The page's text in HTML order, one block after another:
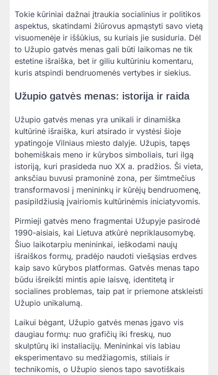
Tokie kūriniai dažnai įtraukia socialinius ir politikos
aspektus, skatindami žiūrovus apmąstyti savo vietą
visuomenėje ir iššūkius, su kuriais jie susiduria. Dėl
to Užupio gatvės menas gali būti laikomas ne tik
estetine išraiška, bet ir giliu kultūriniu komentaru,
kuris atspindi bendruomenės vertybes ir siekius.
Užupio gatvės menas: istorija ir raida
Užupio gatvės menas yra unikali ir dinamiška
kultūrinė išraiška, kuri atsirado ir vystėsi šioje
ypatingoje Vilniaus miesto dalyje. Užupis, tapęs
bohemiškais meno ir kūrybos simboliais, turi ilgą
istoriją, kuri prasideda nuo XX a. pradžios. Ši vieta,
anksčiau buvusi pramoninė zona, per šimtmečius
transformavosi į menininkų ir kūrėjų bendruomenę,
pasipildžiusią įvairiomis kultūrinėmis iniciatyvomis.
Pirmieji gatvės meno fragmentai Užupyje pasirodė
1990-aisiais, kai Lietuva atkūrė nepriklausomybę.
Šiuo laikotarpiu menininkai, ieškodami naujų
išraiškos formų, pradėjo naudoti viešąsias erdves
kaip savo kūrybos platformas. Gatvės menas tapo
būdu išreikšti mintis apie laisvę, identitetą ir
socialines problemas, taip pat ir priemone atskleisti
Užupio unikalumą.
Laikui bėgant, Užupio gatvės menas įgavo vis
daugiau formų: nuo grafičių iki freskų, nuo
skulptūrų iki instaliacijų. Menininkai vis labiau
eksperimentavo su medžiagomis, stiliais ir
technikomis, o Užupio sienos tapo savotiškais